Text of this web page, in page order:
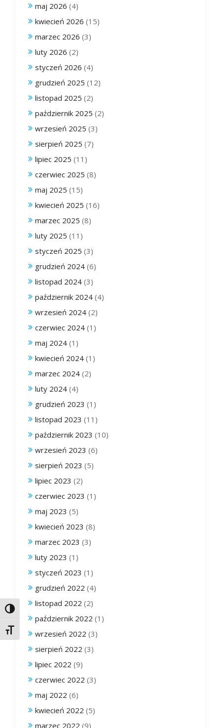
Toggle High Contrast
Toggle Font size
maj 2026 (4)
kwiecień 2026 (15)
marzec 2026 (3)
luty 2026 (2)
styczeń 2026 (4)
grudzień 2025 (12)
listopad 2025 (2)
październik 2025 (2)
wrzesień 2025 (3)
sierpień 2025 (7)
lipiec 2025 (11)
czerwiec 2025 (8)
maj 2025 (15)
kwiecień 2025 (16)
marzec 2025 (8)
luty 2025 (11)
styczeń 2025 (3)
grudzień 2024 (6)
listopad 2024 (3)
październik 2024 (4)
wrzesień 2024 (2)
czerwiec 2024 (1)
maj 2024 (1)
kwiecień 2024 (1)
marzec 2024 (2)
luty 2024 (4)
grudzień 2023 (1)
listopad 2023 (11)
październik 2023 (10)
wrzesień 2023 (6)
sierpień 2023 (5)
lipiec 2023 (2)
czerwiec 2023 (1)
maj 2023 (5)
kwiecień 2023 (8)
marzec 2023 (3)
luty 2023 (1)
styczeń 2023 (1)
grudzień 2022 (4)
listopad 2022 (2)
październik 2022 (1)
wrzesień 2022 (3)
sierpień 2022 (3)
lipiec 2022 (9)
czerwiec 2022 (3)
maj 2022 (6)
kwiecień 2022 (5)
marzec 2022 (9)